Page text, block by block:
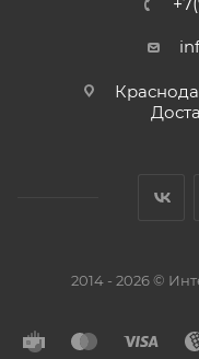
2014 - 2026 ©